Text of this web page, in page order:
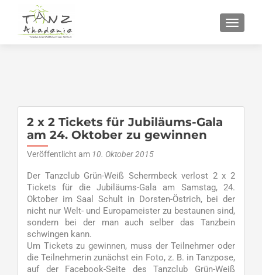
2 x 2 Tickets für Jubiläums-Gala
am 24. Oktober zu gewinnen
Veröffentlicht am 10. Oktober 2015
Der Tanzclub Grün-Weiß Schermbeck verlost 2 x 2
Tickets für die Jubiläums-Gala am Samstag, 24.
Oktober im Saal Schult in Dorsten-Östrich, bei der
nicht nur Welt- und Europameister zu bestaunen sind,
sondern bei der man auch selber das Tanzbein
schwingen kann.
Um Tickets zu gewinnen, muss der Teilnehmer oder
die Teilnehmerin zunächst ein Foto, z. B. in Tanzpose,
auf der Facebook-Seite des Tanzclub Grün-Weiß